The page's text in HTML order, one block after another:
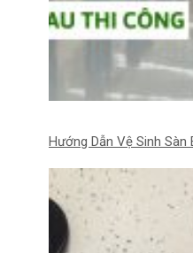
Hướng Dẫn Vệ Sinh Sàn